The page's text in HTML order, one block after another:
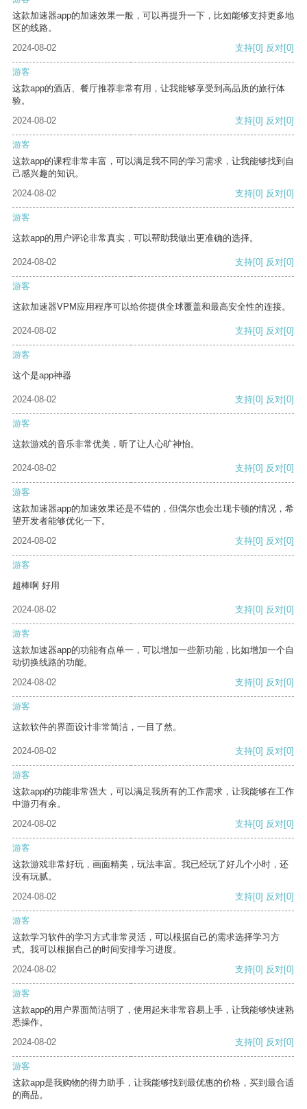
这款加速器app的加速效果一般，可以再提升一下，比如能够支持更多地
区的线路。
2024-08-02
支持[0] 反对[0]
游客
这款app的酒店、餐厅推荐非常有用，让我能够享受到高品质的旅行体
验。
2024-08-02
支持[0] 反对[0]
游客
这款app的课程非常丰富，可以满足我不同的学习需求，让我能够找到自
己感兴趣的知识。
2024-08-02
支持[0] 反对[0]
游客
这款app的用户评论非常真实，可以帮助我做出更准确的选择。
2024-08-02 支持[0] 反对[0]
游客
这款加速器VPM应用程序可以给你提供全球覆盖和最高安全性的连接。
2024-08-02 支持[0] 反对[0]
游客
这个是app神器
2024-08-02 支持[0] 反对[0]
游客
这款游戏的音乐非常优美，听了让人心旷神怡。
2024-08-02 支持[0] 反对[0]
游客
这款加速器app的加速效果还是不错的，但偶尔也会出现卡顿的情况，希
望开发者能够优化一下。
2024-08-02
支持[0] 反对[0]
游客
超棒啊 好用
2024-08-02 支持[0] 反对[0]
游客
这款加速器app的功能有点单一，可以增加一些新功能，比如增加一个自
动切换线路的功能。
2024-08-02
支持[0] 反对[0]
游客
这款软件的界面设计非常简洁，一目了然。
2024-08-02 支持[0] 反对[0]
游客
这款app的功能非常强大，可以满足我所有的工作需求，让我能够在工作
中游刃有余。
2024-08-02
支持[0] 反对[0]
游客
这款游戏非常好玩，画面精美，玩法丰富。我已经玩了好几个小时，还
没有玩腻。
2024-08-02
支持[0] 反对[0]
游客
这款学习软件的学习方式非常灵活，可以根据自己的需求选择学习方
式。我可以根据自己的时间安排学习进度。
2024-08-02
支持[0] 反对[0]
游客
这款app的用户界面简洁明了，使用起来非常容易上手，让我能够快速熟
悉操作。
2024-08-02
支持[0] 反对[0]
游客
这款app是我购物的得力助手，让我能够找到最优惠的价格，买到最合适
的商品。